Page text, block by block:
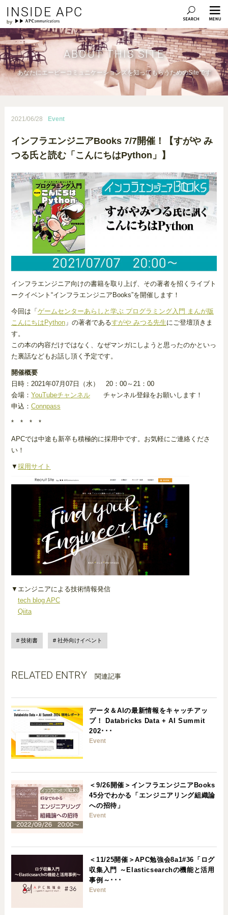
INSIDE APC
ABOUT THIS SITE
あなたにエーピーコミュニケーションズを知ってもらうためのSiteです
2021/06/28 Event
インフラエンジニアBooks 7/7開催！【すがや み
つる氏と読む「こんにちはPython」】
インフラエンジニア向けの書籍を取り上げ、その著者を招くライブト
ークイベント“インフラエンジニアBooks”を開催します！
今回は「 ゲームセンターあらしと学ぶ プログラミング入門 まんが版
こんにちはPython」の著者であるすがや みつる先生にご登壇頂きま
す。
この本の内容だけではなく、なぜマンガにしようと思ったのかといっ
た裏話などもお話し頂く予定です。
開催概要
日時：2021年07月07日（水） 20：00～21：00
会場： YouTubeチャンネルチャンネル登録をお願いします！
申込： Connpass
* * * *
APCでは中途も新卒も積極的に採用中です。お気軽にご連絡くださ
い！
▼ 採用サイト
▼エンジニアによる技術情報発信
tech blog APC
Qiita
技術書 社外向けイベント
RELATED ENTRY 関連記事
データ＆AIの最新情報をキャッチアッ
プ！ Databricks Data + AI Summit
202･･･
Event
＜9/26開催＞インフラエンジニアBooks
45分でわかる「エンジニアリング組織論
への招待」
Event
＜11/25開催＞APC勉強会8a1#36「ログ
収集入門 ～Elasticsearchの機能と活用
事例～･･･
Event